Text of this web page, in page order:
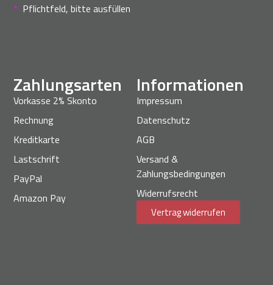
Informationen
Impressum
Datenschutz
AGB
Versand &
Zahlungsbedingungen
Widerrufsrecht
Vertrag widerrufen
Zahlungsarten
Vorkasse 2% Skonto
Rechnung
Kreditkarte
Lastschrift
PayPal
Amazon Pay
* Pflichtfeld, bitte ausfüllen